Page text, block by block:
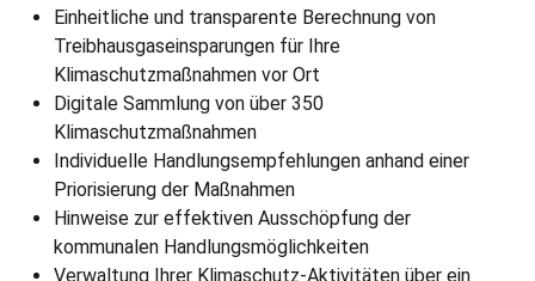
Einheitliche und transparente Berechnung von
Treibhausgaseinsparungen für Ihre
Klimaschutzmaßnahmen vor Ort
Digitale Sammlung von über 350
Klimaschutzmaßnahmen
Individuelle Handlungsempfehlungen anhand einer
Priorisierung der Maßnahmen
Hinweise zur effektiven Ausschöpfung der
kommunalen Handlungsmöglichkeiten
Verwaltung Ihrer Klimaschutz-Aktivitäten über ein